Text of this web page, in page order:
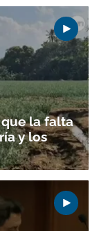
la falta
y los